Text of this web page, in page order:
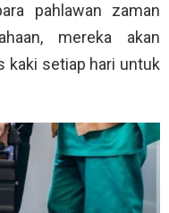
pahlawan zaman
mereka akan
kaki setiap hari untuk